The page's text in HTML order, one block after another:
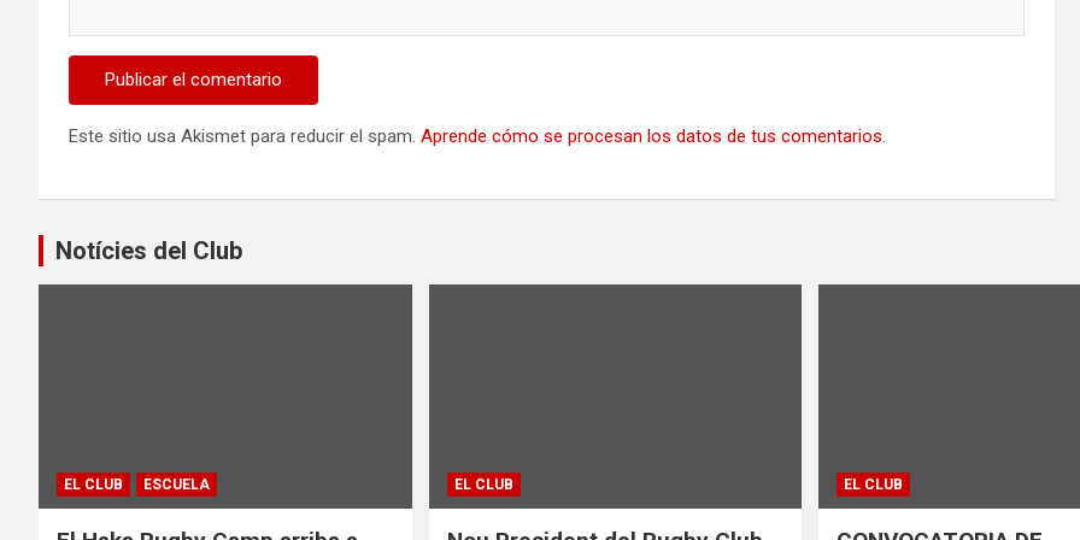
Este sitio usa Akismet para reducir el spam. Aprende cómo se procesan los datos de tus comentarios.
Notícies del Club
EL CLUB ESCUELA EL CLUB EL CLUB